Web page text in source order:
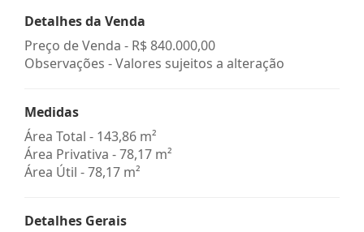
Detalhes da Venda
Preço de Venda - R$ 840.000,00
Observações - Valores sujeitos a alteração
Medidas
Área Total - 143,86 m²
Área Privativa - 78,17 m²
Área Útil - 78,17 m²
Detalhes Gerais